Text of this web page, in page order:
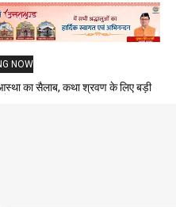
NOW
का सैलाब, कथा श्रवण के लिए बड़ी